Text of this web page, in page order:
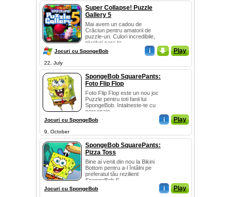
Super Collapse! Puzzle
Gallery 5
Mai avem un cadou de
Crăciun pentru amatorii de
puzzle-uri. Culori incredibile,
niveluri care te ...
Jocuri cu SpongeBob i _ Play
22, July
SpongeBob SquarePants:
Foto Flip Flop
Foto Flip Flop este un nou joc
Puzzle pentru toti fanii lui
SpongeBob. Intalneste-te cu
personaje...
Jocuri cu SpongeBob i Play
9, October
SpongeBob SquarePants:
Pizza Toss
Bine ai venit din nou la Bikini
Bottom pentru a-l întâlni pe
preferatul tău rezilient
SpongeBob S...
Jocuri cu SpongeBob i Play